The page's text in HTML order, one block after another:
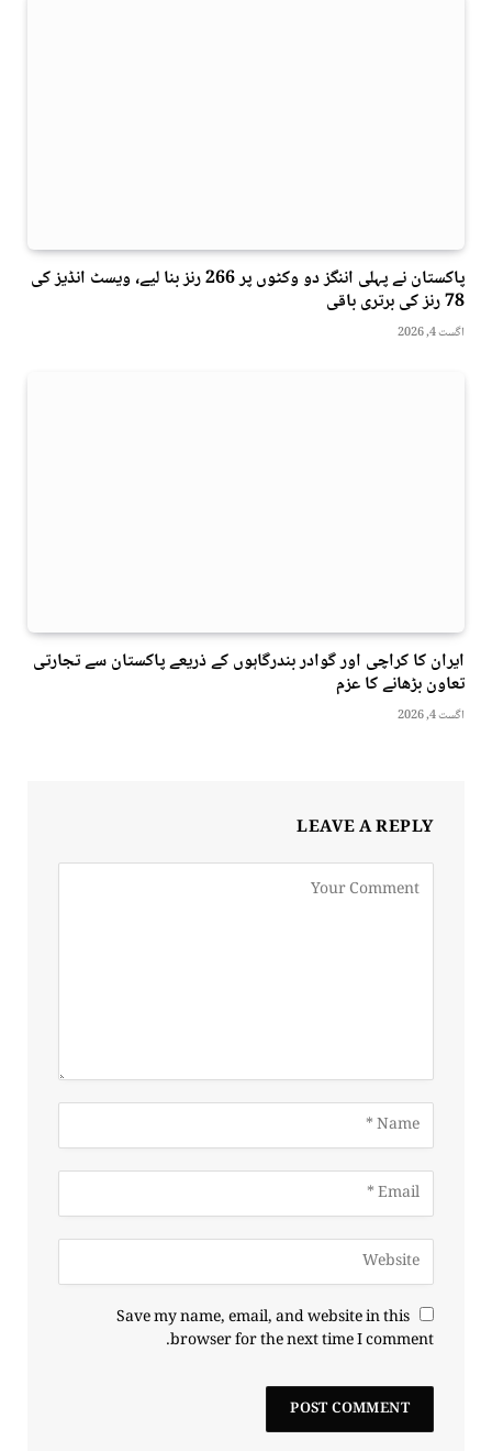
پاکستان نے پہلی اننگز دو وکٹوں پر 266 رنز بنا لیے، ویسٹ انڈیز کی
78 رنز کی برتری باقی
اگست 4, 2026
ایران کا کراچی اور گوادر بندرگاہوں کے ذریعے پاکستان سے تجارتی
تعاون بڑھانے کا عزم
اگست 4, 2026
LEAVE A REPLY
Save my name, email, and website in this
browser for the next time I comment.